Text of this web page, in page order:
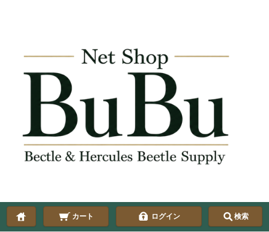
カート ログイン 検索